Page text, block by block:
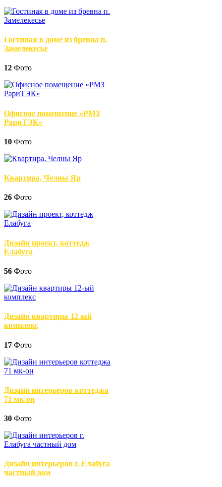
Гостиная в доме из бревна п.
Замелекесье
12 Фото
Офисное помещение «РМЗ
РариТЭК»
10 Фото
Квартира, Челны Яр
26 Фото
Дизайн проект, коттедж
Елабуга
56 Фото
Дизайн квартиры 12-ый
комплекс
17 Фото
Дизайн интерьеров коттеджа
71 мк-он
30 Фото
Дизайн интерьеров г. Елабуга
частный дом